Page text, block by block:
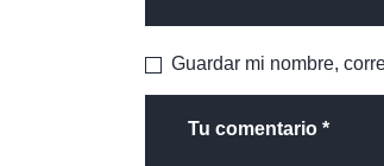
Guardar mi nombre,